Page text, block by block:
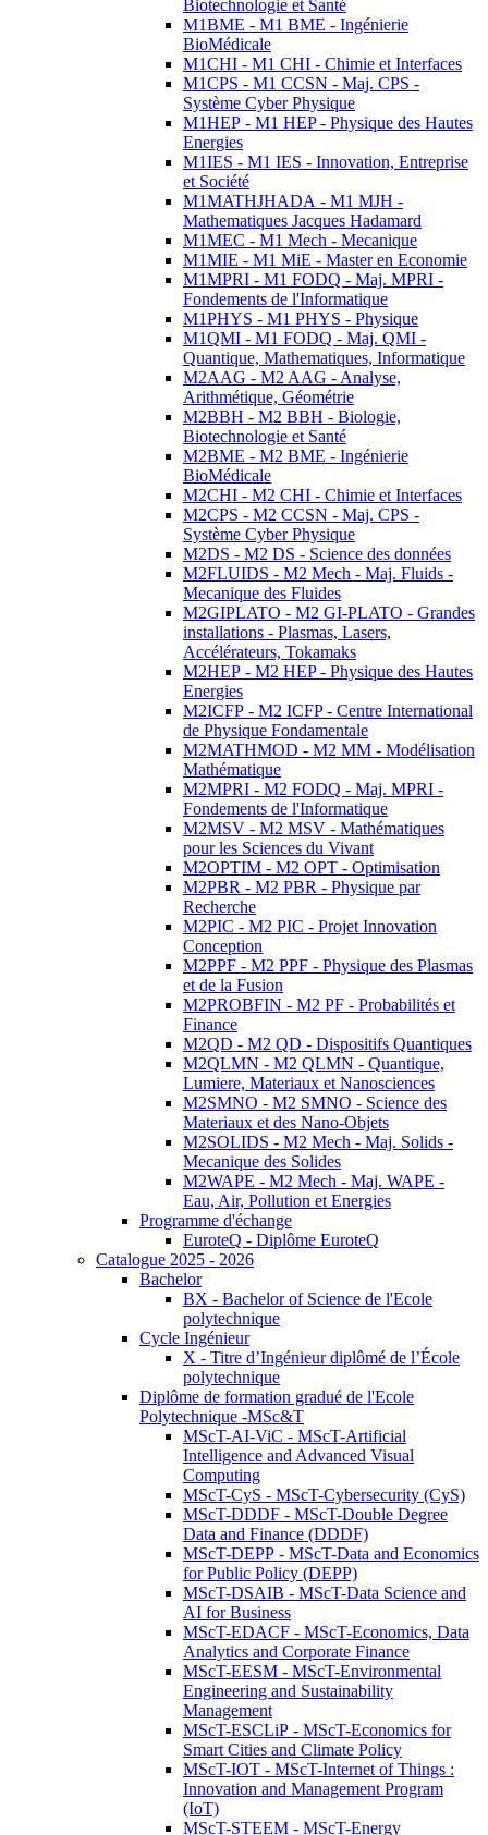
Biotechnologie et Santé
M1BME - M1 BME - Ingénierie
BioMédicale
M1CHI - M1 CHI - Chimie et Interfaces
M1CPS - M1 CCSN - Maj. CPS -
Système Cyber Physique
M1HEP - M1 HEP - Physique des Hautes
Energies
M1IES - M1 IES - Innovation, Entreprise
et Société
M1MATHJHADA - M1 MJH -
Mathematiques Jacques Hadamard
M1MEC - M1 Mech - Mecanique
M1MIE - M1 MiE - Master en Economie
M1MPRI - M1 FODQ - Maj. MPRI -
Fondements de l'Informatique
M1PHYS - M1 PHYS - Physique
M1QMI - M1 FODQ - Maj. QMI -
Quantique, Mathematiques, Informatique
M2AAG - M2 AAG - Analyse,
Arithmétique, Géométrie
M2BBH - M2 BBH - Biologie,
Biotechnologie et Santé
M2BME - M2 BME - Ingénierie
BioMédicale
M2CHI - M2 CHI - Chimie et Interfaces
M2CPS - M2 CCSN - Maj. CPS -
Système Cyber Physique
M2DS - M2 DS - Science des données
M2FLUIDS - M2 Mech - Maj. Fluids -
Mecanique des Fluides
M2GIPLATO - M2 GI-PLATO - Grandes
installations - Plasmas, Lasers,
Accélérateurs, Tokamaks
M2HEP - M2 HEP - Physique des Hautes
Energies
M2ICFP - M2 ICFP - Centre International
de Physique Fondamentale
M2MATHMOD - M2 MM - Modélisation
Mathématique
M2MPRI - M2 FODQ - Maj. MPRI -
Fondements de l'Informatique
M2MSV - M2 MSV - Mathématiques
pour les Sciences du Vivant
M2OPTIM - M2 OPT - Optimisation
M2PBR - M2 PBR - Physique par
Recherche
M2PIC - M2 PIC - Projet Innovation
Conception
M2PPF - M2 PPF - Physique des Plasmas
et de la Fusion
M2PROBFIN - M2 PF - Probabilités et
Finance
M2QD - M2 QD - Dispositifs Quantiques
M2QLMN - M2 QLMN - Quantique,
Lumiere, Materiaux et Nanosciences
M2SMNO - M2 SMNO - Science des
Materiaux et des Nano-Objets
M2SOLIDS - M2 Mech - Maj. Solids -
Mecanique des Solides
M2WAPE - M2 Mech - Maj. WAPE -
Eau, Air, Pollution et Energies
Programme d'échange
EuroteQ - Diplôme EuroteQ
Catalogue 2025 - 2026
Bachelor
BX - Bachelor of Science de l'Ecole
polytechnique
Cycle Ingénieur
X - Titre d’Ingénieur diplômé de l’École
polytechnique
Diplôme de formation gradué de l'Ecole
Polytechnique -MSc&T
MScT-AI-ViC - MScT-Artificial
Intelligence and Advanced Visual
Computing
MScT-CyS - MScT-Cybersecurity (CyS)
MScT-DDDF - MScT-Double Degree
Data and Finance (DDDF)
MScT-DEPP - MScT-Data and Economics
for Public Policy (DEPP)
MScT-DSAIB - MScT-Data Science and
AI for Business
MScT-EDACF - MScT-Economics, Data
Analytics and Corporate Finance
MScT-EESM - MScT-Environmental
Engineering and Sustainability
Management
MScT-ESCLiP - MScT-Economics for
Smart Cities and Climate Policy
MScT-IOT - MScT-Internet of Things :
Innovation and Management Program
(IoT)
MScT-STEEM - MScT-Energy